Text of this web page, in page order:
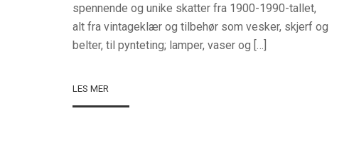
spennende og unike skatter fra 1900-1990-tallet,
alt fra vintageklær og tilbehør som vesker, skjerf og
belter, til pynteting; lamper, vaser og […]
LES MER